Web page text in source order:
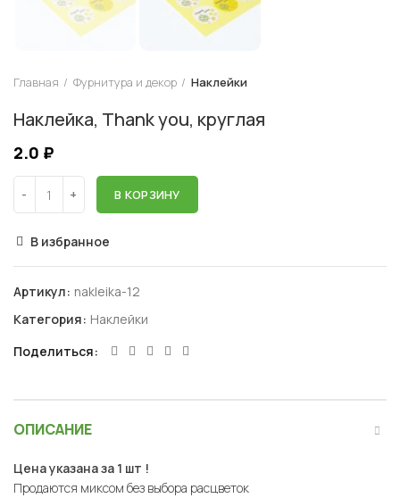
Главная Фурнитура и декор Наклейки
Наклейка, Thank you, круглая
2.0 ₽
В КОРЗИНУ
В избранное
Артикул: nakleika-12
Категория: Наклейки
Поделиться
ОПИСАНИЕ
Цена указана за 1 шт !
Продаются миксом без выбора расцветок